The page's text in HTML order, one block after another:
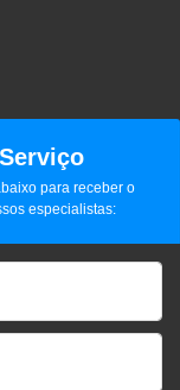
para receber o
especialistas: